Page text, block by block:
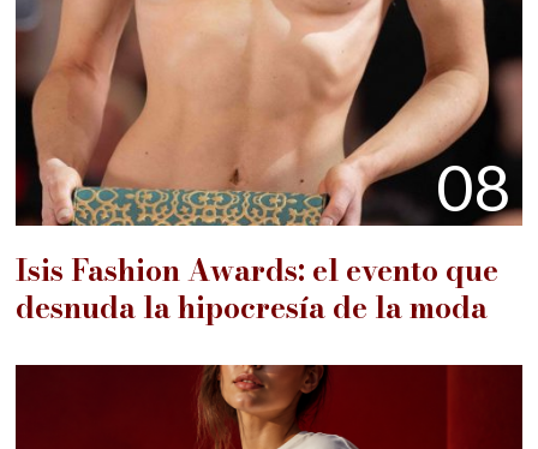
08
Isis Fashion Awards: el evento que
desnuda la hipocresía de la moda